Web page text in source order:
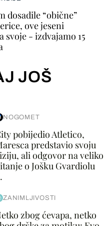
dosadile “obične”
ove jeseni
svoje - izdvajamo 15
JOŠ
NOGOMET
pobijedio Atletico,
predstavio svoju
ali odgovor na veliko
o Jošku Gvardiolu
ZANIMLJIVOSTI
zbog ćevapa, netko